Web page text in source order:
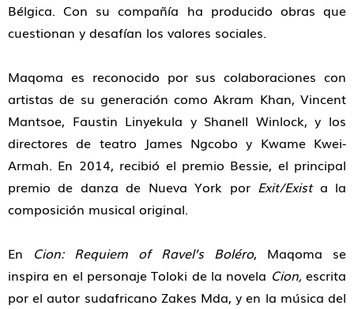
Bélgica. Con su compañía ha producido obras que
cuestionan y desafían los valores sociales.
Maqoma es reconocido por sus colaboraciones con
artistas de su generación como Akram Khan, Vincent
Mantsoe, Faustin Linyekula y Shanell Winlock, y los
directores de teatro James Ngcobo y Kwame Kwei-
Armah. En 2014, recibió el premio Bessie, el principal
premio de danza de Nueva York por Exit/Exista la
composición musical original.
En Cion: Requiem of Ravel’s Boléro, Maqoma se
inspira en el personaje Toloki de la novela Cion,escrita
por el autor sudafricano Zakes Mda, y en la música del